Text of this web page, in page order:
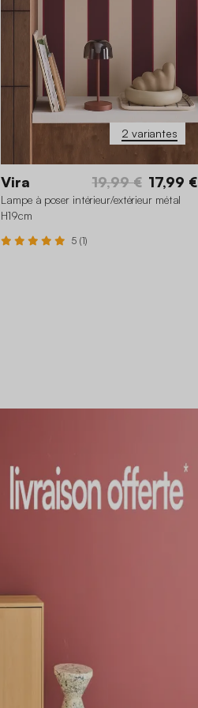
2 variantes
Vira 19,99 € 17,99 €
Lampe à poser intérieur/extérieur métal
H19cm
5 (1)